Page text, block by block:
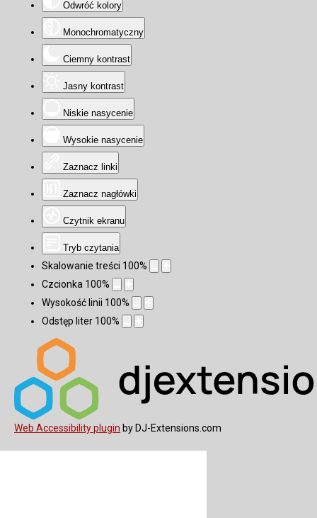
Odwróć kolory
Monochromatyczny
Ciemny kontrast
Jasny kontrast
Niskie nasycenie
Wysokie nasycenie
Zaznacz linki
Zaznacz nagłówki
Czytnik ekranu
Tryb czytania
Skalowanie treści 100%
Czcionka 100%
Wysokość linii 100%
Odstęp liter 100%
Web Accessibility plugin by DJ-Extensions.com